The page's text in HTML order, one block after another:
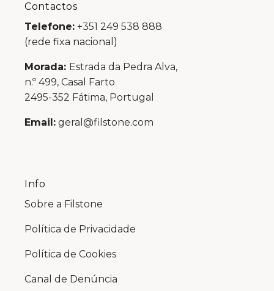
Contactos
Telefone: +351 249 538 888
(rede fixa nacional)
Morada: Estrada da Pedra Alva,
n.º 499, Casal Farto
2495-352 Fátima, Portugal
Email: geral@filstone.com
Info
Sobre a Filstone
Política de Privacidade
Política de Cookies
Canal de Denúncia